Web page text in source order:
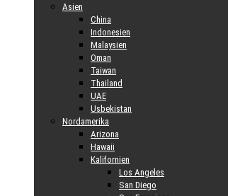
Asien
China
Indonesien
Malaysien
Oman
Taiwan
Thailand
UAE
Usbekistan
Nordamerika
Arizona
Hawaii
Kalifornien
Los Angeles
San Diego